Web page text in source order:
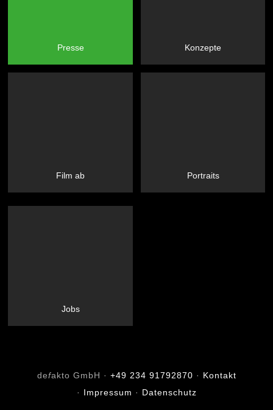
Presse Konzepte
Film ab Portraits
Jobs
defakto GmbH · +49 234 91792870 · Kontakt
· Impressum · Datenschutz